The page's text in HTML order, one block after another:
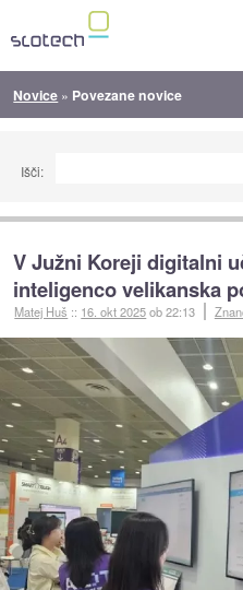
Novice » Povezane novice
Išči:
V Južni Koreji digitalni
inteligenco velikanska
Matej Huš :: 16. okt 2025ob 22:13